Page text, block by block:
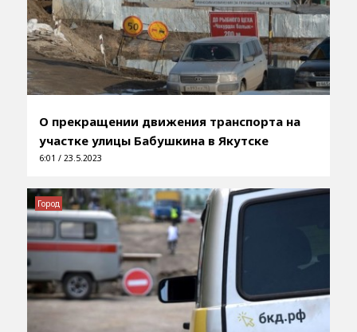
О прекращении движения транспорта на
участке улицы Бабушкина в Якутске
6:01 / 23.5.2023
Город